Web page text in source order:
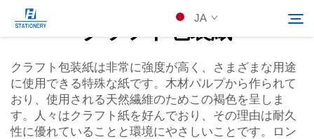
JA
製品
会社概要
検索
クラフト包装紙
クラフト包装紙は非常に強度が高く、さまざまな用途
に使用できる特殊な紙です。木材パルプから作られて
おり、使用される天然繊維のためこの褐色を呈しま
す。人々はクラフト紙を好んでおり、その理由は耐久
性に優れていることと環境にやさしいことです。ロン